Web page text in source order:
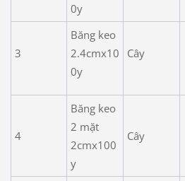
0y
3
Băng keo
2.4cmx10
0y
Cây
4
Băng keo
2 mặt
2cmx100
y
Cây